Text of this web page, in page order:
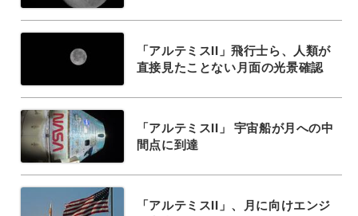
「アルテミスII」飛行士ら、人類が
直接見たことない月面の光景確認
「アルテミスII」 宇宙船が月への中
間点に到達
「アルテミスII」、月に向けエンジ